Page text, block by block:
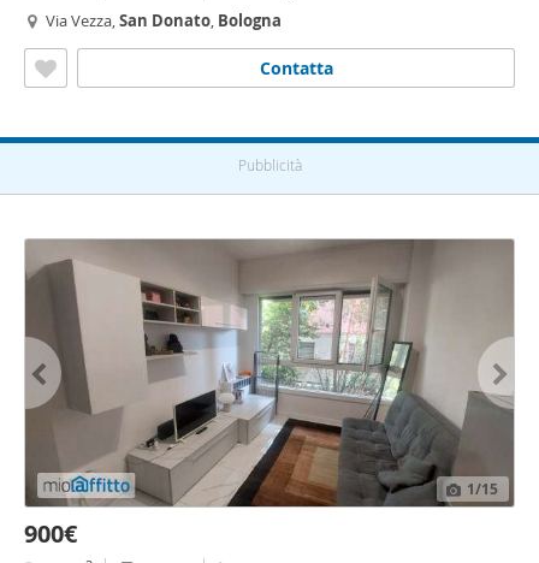
Via Vezza,San Donato, Bologna
Contatta
Pubblicità
1/15
900€